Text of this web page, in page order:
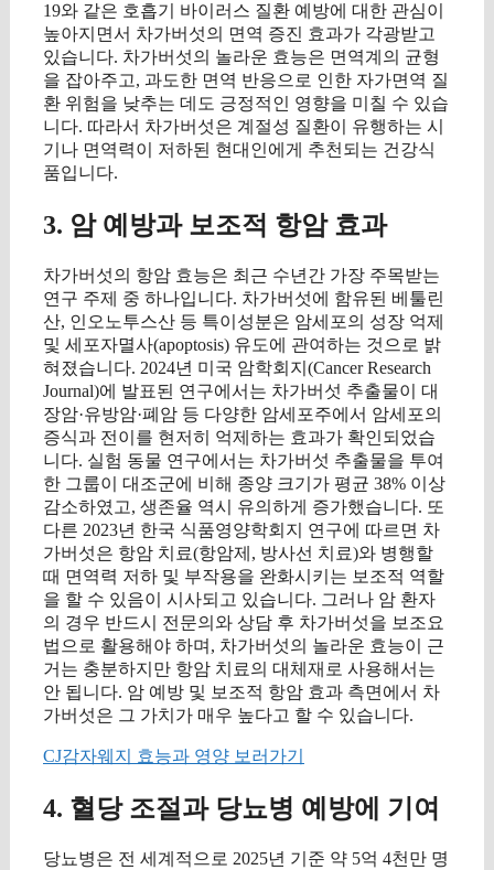
19와 같은 호흡기 바이러스 질환 예방에 대한 관심이
높아지면서 차가버섯의 면역 증진 효과가 각광받고
있습니다. 차가버섯의 놀라운 효능은 면역계의 균형
을 잡아주고, 과도한 면역 반응으로 인한 자가면역 질
환 위험을 낮추는 데도 긍정적인 영향을 미칠 수 있습
니다. 따라서 차가버섯은 계절성 질환이 유행하는 시
기나 면역력이 저하된 현대인에게 추천되는 건강식
품입니다.
3. 암 예방과 보조적 항암 효과
차가버섯의 항암 효능은 최근 수년간 가장 주목받는
연구 주제 중 하나입니다. 차가버섯에 함유된 베툴린
산, 인오노투스산 등 특이성분은 암세포의 성장 억제
및 세포자멸사(apoptosis) 유도에 관여하는 것으로 밝
혀졌습니다. 2024년 미국 암학회지(Cancer Research
Journal)에 발표된 연구에서는 차가버섯 추출물이 대
장암·유방암·폐암 등 다양한 암세포주에서 암세포의
증식과 전이를 현저히 억제하는 효과가 확인되었습
니다. 실험 동물 연구에서는 차가버섯 추출물을 투여
한 그룹이 대조군에 비해 종양 크기가 평균 38% 이상
감소하였고, 생존율 역시 유의하게 증가했습니다. 또
다른 2023년 한국 식품영양학회지 연구에 따르면 차
가버섯은 항암 치료(항암제, 방사선 치료)와 병행할
때 면역력 저하 및 부작용을 완화시키는 보조적 역할
을 할 수 있음이 시사되고 있습니다. 그러나 암 환자
의 경우 반드시 전문의와 상담 후 차가버섯을 보조요
법으로 활용해야 하며, 차가버섯의 놀라운 효능이 근
거는 충분하지만 항암 치료의 대체재로 사용해서는
안 됩니다. 암 예방 및 보조적 항암 효과 측면에서 차
가버섯은 그 가치가 매우 높다고 할 수 있습니다.
CJ감자웨지 효능과 영양 보러가기
4. 혈당 조절과 당뇨병 예방에 기여
당뇨병은 전 세계적으로 2025년 기준 약 5억 4천만 명